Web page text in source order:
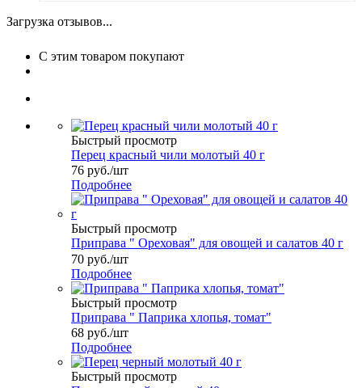
Загрузка отзывов...
С этим товаром покупают
Быстрый просмотр
Перец красный чили молотый 40 г
76 руб./шт
Подробнее
Быстрый просмотр
Приправа " Ореховая" для овощей и салатов 40 г
70 руб./шт
Подробнее
Быстрый просмотр
Приправа " Паприка хлопья, томат"
68 руб./шт
Подробнее
Быстрый просмотр